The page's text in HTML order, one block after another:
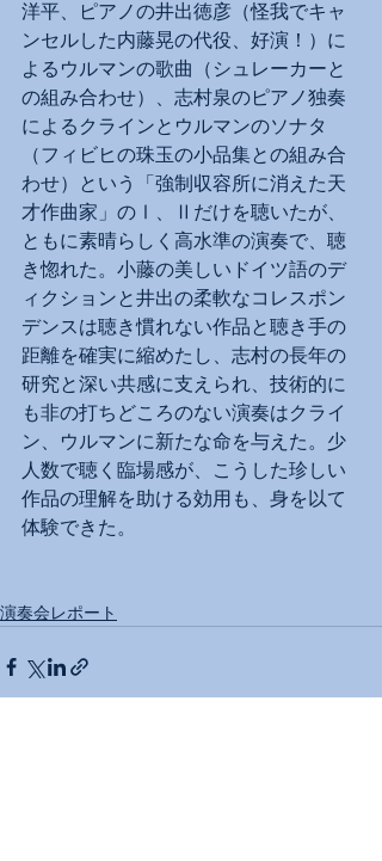
洋平、ピアノの井出徳彦（怪我でキャ
ンセルした内藤晃の代役、好演！）に
よるウルマンの歌曲（シュレーカーと
の組み合わせ）、志村泉のピアノ独奏
によるクラインとウルマンのソナタ
（フィビヒの珠玉の小品集との組み合
わせ）という「強制収容所に消えた天
才作曲家」のⅠ、Ⅱだけを聴いたが、
ともに素晴らしく高水準の演奏で、聴
き惚れた。小藤の美しいドイツ語のデ
ィクションと井出の柔軟なコレスポン
デンスは聴き慣れない作品と聴き手の
距離を確実に縮めたし、志村の長年の
研究と深い共感に支えられ、技術的に
も非の打ちどころのない演奏はクライ
ン、ウルマンに新たな命を与えた。少
人数で聴く臨場感が、こうした珍しい
作品の理解を助ける効用も、身を以て
体験できた。
演奏会レポート